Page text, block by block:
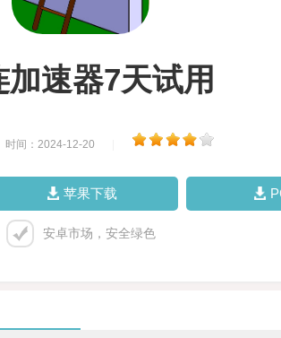
加速器7天试用
时间：2024-12-20
苹果下载
安卓市场，安全绿色